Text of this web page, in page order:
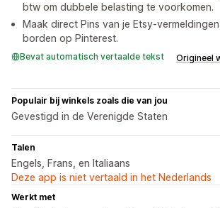
btw om dubbele belasting te voorkomen.
Maak direct Pins van je Etsy-
borden op Pinterest.
Bevat automatisch vertaalde tekst Origineel
Populair bij winkels zoals die van jou
Gevestigd in de Verenigde Staten
Talen
Engels, Frans, en Italiaans
Deze app is niet vertaald in het Nederlands
Werkt met